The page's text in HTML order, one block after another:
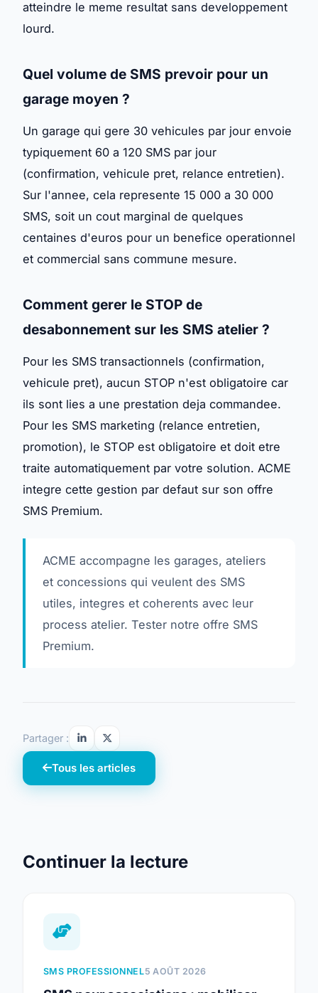
atteindre le meme resultat sans developpement
lourd.
Quel volume de SMS prevoir pour un
garage moyen ?
Un garage qui gere 30 vehicules par jour envoie
typiquement 60 a 120 SMS par jour
(confirmation, vehicule pret, relance entretien).
Sur l'annee, cela represente 15 000 a 30 000
SMS, soit un cout marginal de quelques
centaines d'euros pour un benefice operationnel
et commercial sans commune mesure.
Comment gerer le STOP de
desabonnement sur les SMS atelier ?
Pour les SMS transactionnels (confirmation,
vehicule pret), aucun STOP n'est obligatoire car
ils sont lies a une prestation deja commandee.
Pour les SMS marketing (relance entretien,
promotion), le STOP est obligatoire et doit etre
traite automatiquement par votre solution. ACME
integre cette gestion par defaut sur son offre
SMS Premium.
ACME accompagne les garages, ateliers
et concessions qui veulent des SMS
utiles, integres et coherents avec leur
process atelier. Tester notre offre SMS
Premium.
Partager :
Tous les articles
Continuer la lecture
SMS PROFESSIONNEL5 AOÛT 2026